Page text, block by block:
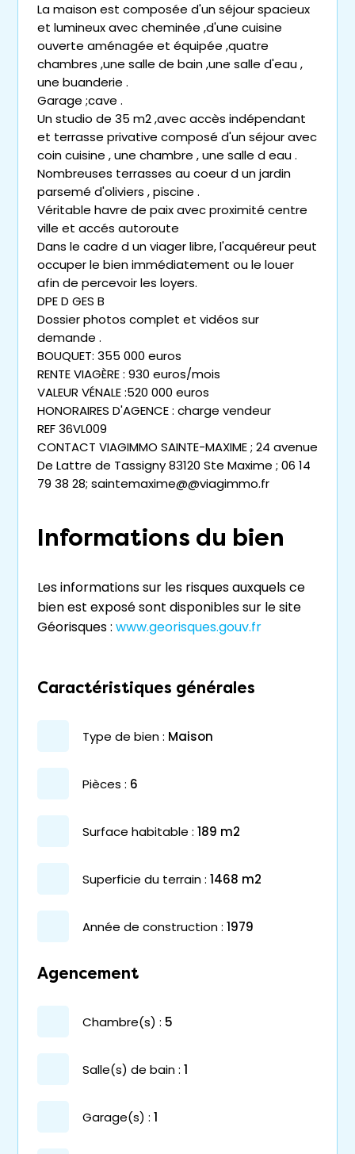
La maison est composée d'un séjour spacieux
et lumineux avec cheminée ,d'une cuisine
ouverte aménagée et équipée ,quatre
chambres ,une salle de bain ,une salle d'eau ,
une buanderie .
Garage ;cave .
Un studio de 35 m2 ,avec accès indépendant
et terrasse privative composé d'un séjour avec
coin cuisine , une chambre , une salle d eau .
Nombreuses terrasses au coeur d un jardin
parsemé d'oliviers , piscine .
Véritable havre de paix avec proximité centre
ville et accés autoroute
Dans le cadre d un viager libre, l'acquéreur peut
occuper le bien immédiatement ou le louer
afin de percevoir les loyers.
DPE D GES B
Dossier photos complet et vidéos sur
demande .
BOUQUET: 355 000 euros
RENTE VIAGÈRE : 930 euros/mois
VALEUR VÉNALE :520 000 euros
HONORAIRES D'AGENCE : charge vendeur
REF 36VL009
CONTACT VIAGIMMO SAINTE-MAXIME ; 24 avenue
De Lattre de Tassigny 83120 Ste Maxime ; 06 14
79 38 28; saintemaxime@@viagimmo.fr
Informations du bien
Les informations sur les risques auxquels ce
bien est exposé sont disponibles sur le site
Géorisques : www.georisques.gouv.fr
Caractéristiques générales
type de bien : maison
pièces : 6
surface habitable : 189 m2
superficie du terrain : 1468 m2
année de construction : 1979
Agencement
chambre(s) : 5
salle(s) de bain : 1
garage(s) : 1